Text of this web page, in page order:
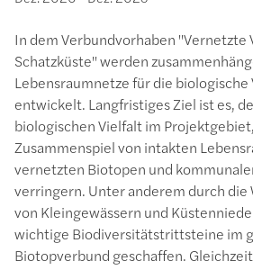
In dem Verbundvorhaben "Vernetzte
Schatzküste" werden
Lebensraumnetze für die
entwickelt. Langfristiges Ziel ist es,
biologischen Vielfalt im
Zusammenspiel von intakten
vernetzten Biotopen und
verringern. Unter anderem durch
von Kleingewässern und
wichtige Biodiversitätstrittsteine im
Biotopverbund geschaffen.